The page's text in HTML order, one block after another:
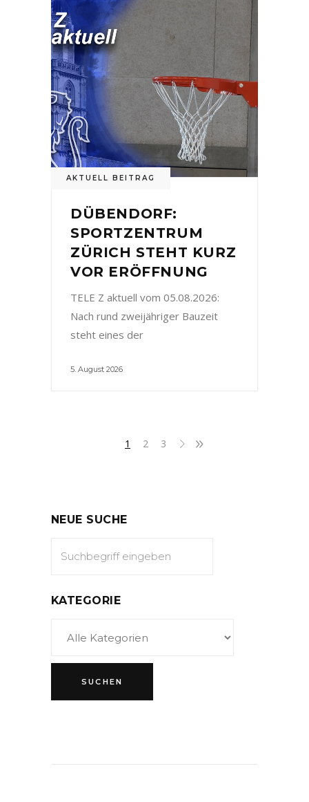
AKTUELL BEITRAG
DÜBENDORF:
SPORTZENTRUM
ZÜRICH STEHT KURZ
VOR ERÖFFNUNG
TELE Z aktuell vom 05.08.2026:
Nach rund zweijähriger Bauzeit
steht eines der
5. August 2026
1 2 3
NEUE SUCHE
KATEGORIE